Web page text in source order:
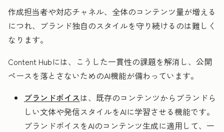
作成担当者や対応チャネル、全体のコンテンツ量が増える
につれ、ブランド独自のスタイルを守り続けるのは難しく
なります。
Content Hubには、こうした一貫性の課題を解消し、公開
ペースを落とさないためのAI機能が備わっています。
ブランドボイスは、既存のコンテンツからブランドら
しい文体や発信スタイルをAIに学習させる機能です。
ブランドボイスをAIのコンテンツ生成に適用して、一